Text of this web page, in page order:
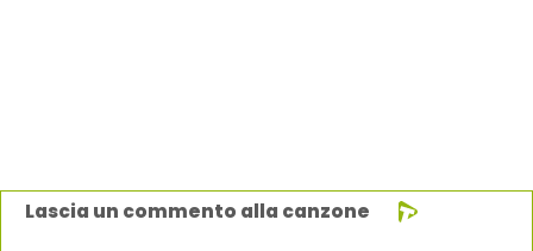
Lascia un commento alla canzone